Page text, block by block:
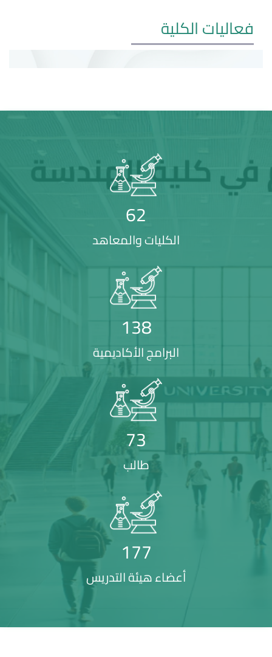
فعاليات الكلية
62
الكليات والمعاهد
138
البرامج الأكاديمية
73
طالب
177
أعضاء هيئة التدريس